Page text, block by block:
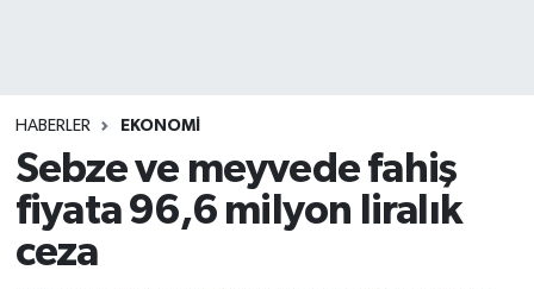
HABERLER EKONOMİ
Sebze ve meyvede fahiş
fiyata 96,6 milyon liralık
ceza
Son Dakika Haberleri